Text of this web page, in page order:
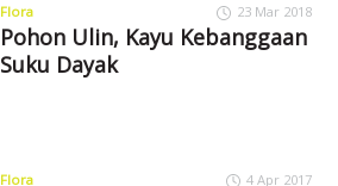
Flora 23 Mar 2018
Pohon Ulin, Kayu Kebanggaan
Suku Dayak
Flora 4 Apr 2017